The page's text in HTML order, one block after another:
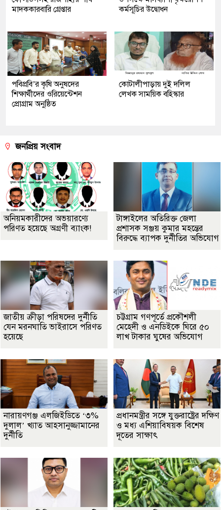
মাদককারবারি গ্রেপ্তার
কর্মসূচির উদ্বোধন
পবিপ্রবি’র কৃষি অনুষদের
শিক্ষার্থীদের ওরিয়েন্টেশন
প্রোগ্রাম অনুষ্ঠিত
কোটালীপাড়ায় দুই দলিল
লেখক সাময়িক বহিস্কার
জনপ্রিয় সংবাদ
অনিয়মকারীদের অভয়ারণ্যে
পরিণত হয়েছে অগ্রণী ব্যাংক!
টাঙ্গাইলের অতিরিক্ত জেলা
প্রশাসক সঞ্জয় কুমার মহন্তের
বিরুদ্ধে ব্যাপক দুর্নীতির অভিযোগ
জাতীয় ক্রীড়া পরিষদের দুর্নীতি
যেন মরনঘাতি ভাইরাসে পরিণত
হয়েছে
চট্টগ্রাম গণপূর্তে প্রকৌশলী
মেহেদী ও এনডিইকে ঘিরে ৫০
লাখ টাকার ঘুষের অভিযোগ
নারায়ণগঞ্জ এলজিইডিতে ‘৩%
দুলাল’ খ্যাত আহসানুজ্জামানের
দুর্নীতি
প্রধানমন্ত্রীর সঙ্গে যুক্তরাষ্ট্রের দক্ষিণ
ও মধ্য এশিয়াবিষয়ক বিশেষ
দূতের সাক্ষাৎ